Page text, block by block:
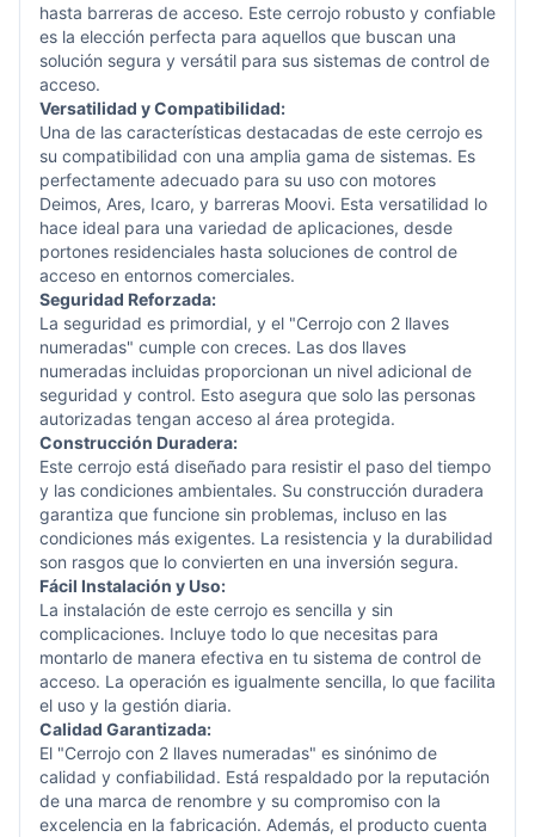
hasta barreras de acceso. Este cerrojo robusto y confiable
es la elección perfecta para aquellos que buscan una
solución segura y versátil para sus sistemas de control de
acceso.
Versatilidad y Compatibilidad:
Una de las características destacadas de este cerrojo es
su compatibilidad con una amplia gama de sistemas. Es
perfectamente adecuado para su uso con motores
Deimos, Ares, Icaro, y barreras Moovi. Esta versatilidad lo
hace ideal para una variedad de aplicaciones, desde
portones residenciales hasta soluciones de control de
acceso en entornos comerciales.
Seguridad Reforzada:
La seguridad es primordial, y el "Cerrojo con 2 llaves
numeradas" cumple con creces. Las dos llaves
numeradas incluidas proporcionan un nivel adicional de
seguridad y control. Esto asegura que solo las personas
autorizadas tengan acceso al área protegida.
Construcción Duradera:
Este cerrojo está diseñado para resistir el paso del tiempo
y las condiciones ambientales. Su construcción duradera
garantiza que funcione sin problemas, incluso en las
condiciones más exigentes. La resistencia y la durabilidad
son rasgos que lo convierten en una inversión segura.
Fácil Instalación y Uso:
La instalación de este cerrojo es sencilla y sin
complicaciones. Incluye todo lo que necesitas para
montarlo de manera efectiva en tu sistema de control de
acceso. La operación es igualmente sencilla, lo que facilita
el uso y la gestión diaria.
Calidad Garantizada:
El "Cerrojo con 2 llaves numeradas" es sinónimo de
calidad y confiabilidad. Está respaldado por la reputación
de una marca de renombre y su compromiso con la
excelencia en la fabricación. Además, el producto cuenta